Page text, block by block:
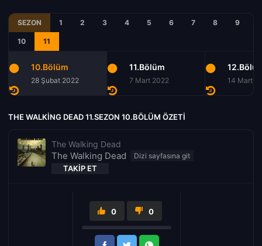
SEZON 1 2 3 4 5 6 7 8 9
10 11
10.Bölüm
28 Şubat 2022
11.Bölüm
7 Mart 2022 14 Mart
THE WALKING DEAD 11.SEZON 10.BÖLÜM ÖZETI
The Walking Dead
The Walking Dead
TAKIP ET
0 0